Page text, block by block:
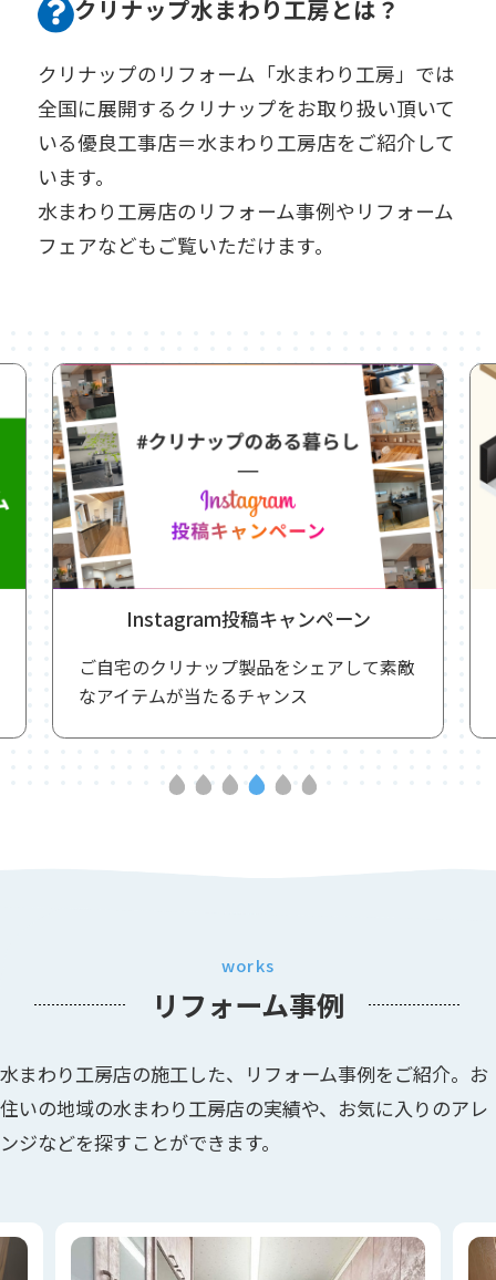
クリナップ水まわり工房とは？
クリナップのリフォーム「水まわり工房」では
全国に展開するクリナップをお取り扱い頂いて
いる優良工事店＝水まわり工房店をご紹介して
います。
水まわり工房店のリフォーム事例やリフォーム
フェアなどもご覧いただけます。
Instagram投稿キャンペーン
ご自宅のクリナップ製品をシェアして素敵
なアイテムが当たるチャンス
works
リフォーム事例
水まわり工房店の施工した、リフォーム事例をご紹介。お
住いの地域の水まわり工房店の実績や、お気に入りのアレ
ンジなどを探すことができます。